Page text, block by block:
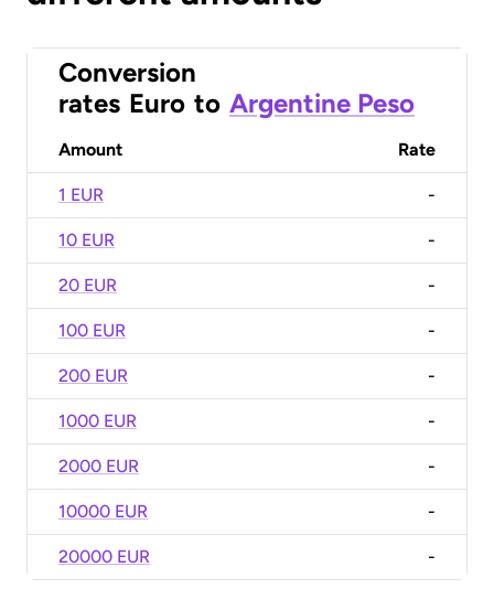
Conversion
rates Euro to Argentine Peso
Amount Rate
1 EUR -
10 EUR -
20 EUR -
100 EUR -
200 EUR -
1000 EUR -
2000 EUR -
10000 EUR -
20000 EUR -